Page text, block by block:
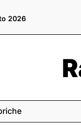
2026